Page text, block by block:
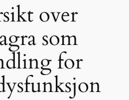
over
som
for